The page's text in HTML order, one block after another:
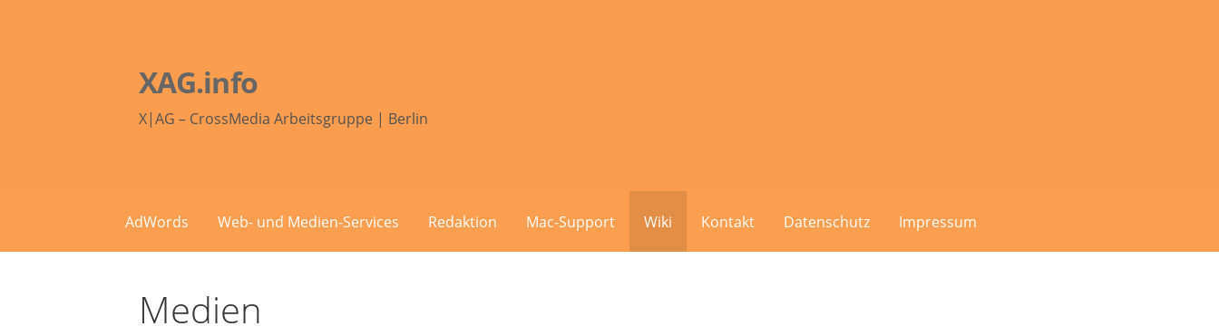
XAG.info
X|AG – CrossMedia Arbeitsgruppe | Berlin
AdWords Web- und Medien-Services Redaktion Mac-Support Wiki Kontakt Datenschutz Impressum
Medien